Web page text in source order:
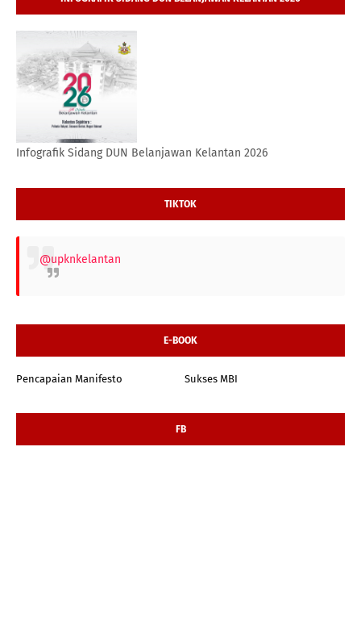
Infografik Sidang DUN Belanjawan Kelantan 2026
TIKTOK
@upknkelantan
E-BOOK
Pencapaian Manifesto Sukses MBI
FB